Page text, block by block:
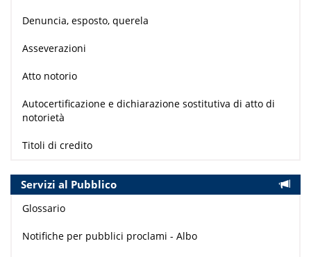
Denuncia, esposto, querela
Asseverazioni
Atto notorio
Autocertificazione e dichiarazione sostitutiva di atto di
notorietà
Titoli di credito
Servizi al Pubblico
Glossario
Notifiche per pubblici proclami - Albo